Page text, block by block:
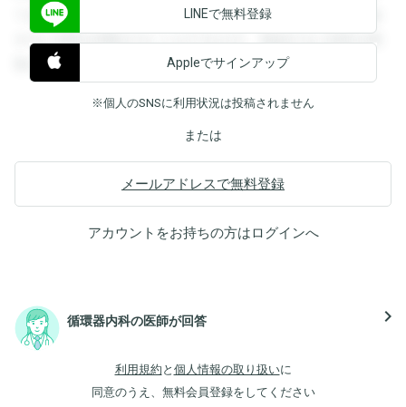
できます。登録すると回答を閲覧することができます。登録
すると回答を閲覧することができます。登録すると回答を閲
覧することができます。
LINEで無料登録
Appleでサインアップ
※個人のSNSに利用状況は投稿されません
または
メールアドレスで無料登録
アカウントをお持ちの方はログインへ
循環器内科の医師が回答 navigate_next
利用規約 と 個人情報の取り扱いに
同意のうえ、無料会員登録をしてください